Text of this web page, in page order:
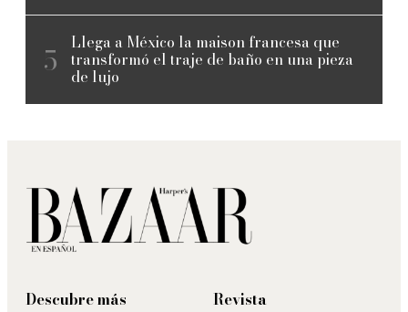
Llega a México la maison francesa que
transformó el traje de baño en una pieza
de lujo
Descubre más
Revista